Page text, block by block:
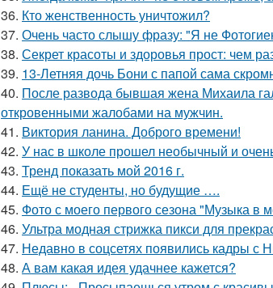
36. Кто женственность уничтожил?
37. Очень часто слышу фразу: "Я не
38. Секрет красоты и здоровья прост: чем
39. 13-Летняя дочь Бони с папой сама
40. После развода бывшая жена Михаила
откровенными жалобами на мужчин.
41. Виктория ланина. Доброго времени!
42. У нас в школе прошел необычный и
43. Тренд показать мой 2016 г.
44. Ещё не студенты, но будущие ….
45. Фото с моего первого сезона "Музыка в
46. Ультра модная стрижка пикси для
47. Недавно в соцсетях появились кадры
48. А вам какая идея удачнее кажется?